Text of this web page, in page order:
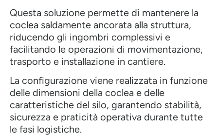
Questa soluzione permette di mantenere la
coclea saldamente ancorata alla struttura,
riducendo gli ingombri complessivi e
facilitando le operazioni di movimentazione,
trasporto e installazione in cantiere.
La configurazione viene realizzata in funzione
delle dimensioni della coclea e delle
caratteristiche del silo, garantendo stabilità,
sicurezza e praticità operativa durante tutte
le fasi logistiche.